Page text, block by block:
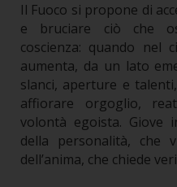
Il Fuoco si propone di
e bruciare ciò che
coscienza: quando nel
aumenta, da un lato
slanci, aperture e
affiorare orgoglio,
volontà egoista. Giove
della personalità, che
dell’anima, che chiede